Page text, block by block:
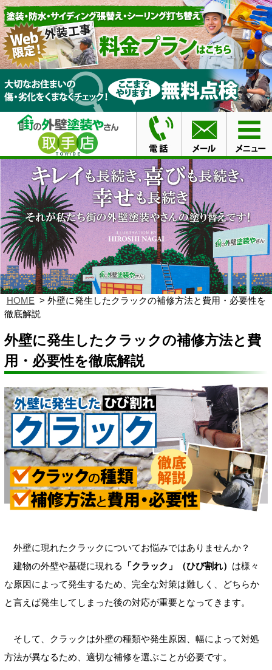
HOME
外壁に発生したクラックの補修方法と費用・必要性を
徹底解説
外壁に発生したクラックの補修方法と費
用・必要性を徹底解説
外壁に現れたクラックについてお悩みではありませんか？
建物の外壁や基礎に現れる
「クラック」（ひび割れ） は様々
な原因によって発生するため、完全な対策は難しく、どちらか
と言えば発生してしまった後の対応が重要となってきます。
そして、クラックは外壁の種類や発生原因、幅によって対処
方法が異なるため、適切な補修を選ぶことが必要です。